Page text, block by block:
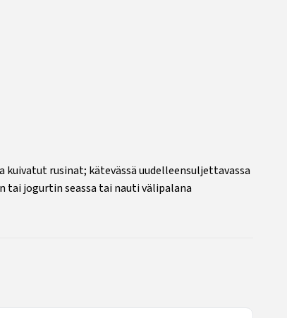
rusinat; kätevässä uudelleensuljettavassa
tai jogurtin seassa tai nauti välipalana